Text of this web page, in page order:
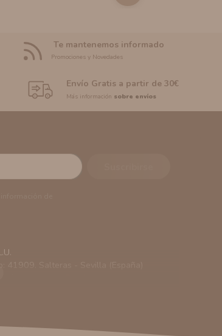
Te mantenemos informado
Promociones y Novedades
Envío Gratis a partir de 30€
Más información sobre envíos
comercial (Puede consultar como
de comunicaciones comerciales